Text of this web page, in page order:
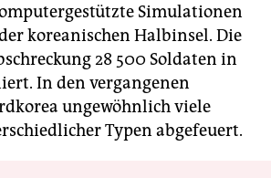
Simulationen
koreanischen Halbinsel. Die
28 500 Soldaten in
In den vergangenen
ungewöhnlich viele
Typen abgefeuert.